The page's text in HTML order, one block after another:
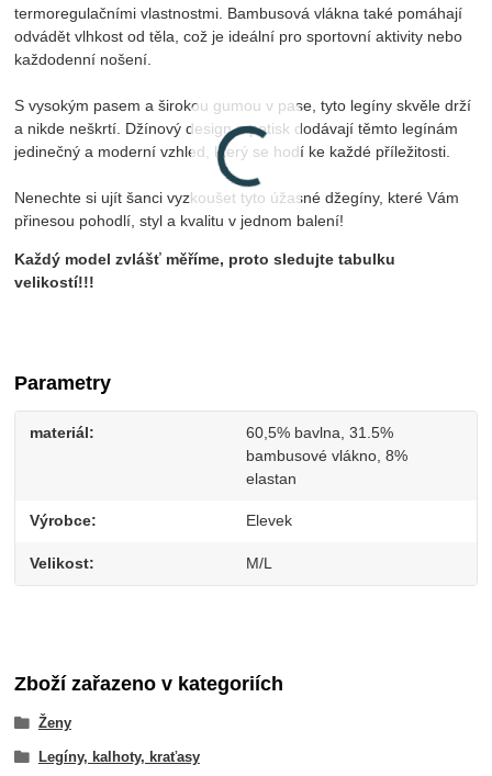
termoregulačními vlastnostmi. Bambusová vlákna také pomáhají
odvádět vlhkost od těla, což je ideální pro sportovní aktivity nebo
každodenní nošení.
S vysokým pasem a širokou gumou v pase, tyto legíny skvěle drží
a nikde neškrtí. Džínový design a potisk dodávají těmto legínám
jedinečný a moderní vzhled, který se hodí ke každé příležitosti.
Nenechte si ujít šanci vyzkoušet tyto úžasné džegíny, které Vám
přinesou pohodlí, styl a kvalitu v jednom balení!
Každý model zvlášť měříme, proto sledujte tabulku
velikostí!!!
Parametry
materiál
60,5% bavlna, 31.5%
bambusové vlákno, 8%
elastan
Výrobce Elevek
Velikost M/L
Zboží zařazeno v kategoriích
Ženy
Legíny, kalhoty, kraťasy